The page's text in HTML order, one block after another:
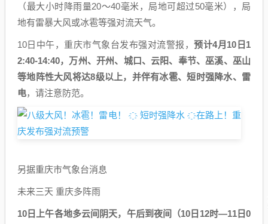
（最大小时降雨量20～40毫米，局地可超过50毫米），局
地有雷暴大风或冰雹等强对流天气。
10日中午，重庆市气象台发布强对流警报，预计4月10日1
2:40-14:40，万州、开州、城口、云阳、奉节、巫溪、巫山
等地阵性大风将达8级以上，并伴有冰雹、短时强降水、雷
电，请注意防范。
另据重庆市气象台消息
未来三天 重庆多阵雨
10日上午各地多云间阴天，午后到夜间（10日12时—11日0